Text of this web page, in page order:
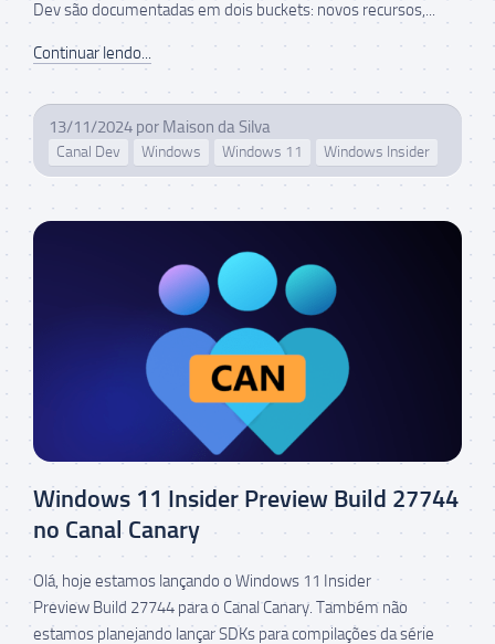
Dev são documentadas em dois buckets: novos recursos,...
Continuar lendo...
13/11/2024 por Maison da Silva
Canal Dev Windows Windows 11 Windows Insider
Windows 11 Insider Preview Build 27744
no Canal Canary
Olá, hoje estamos lançando o Windows 11 Insider
Preview Build 27744 para o Canal Canary. Também não
estamos planejando lançar SDKs para compilações da série